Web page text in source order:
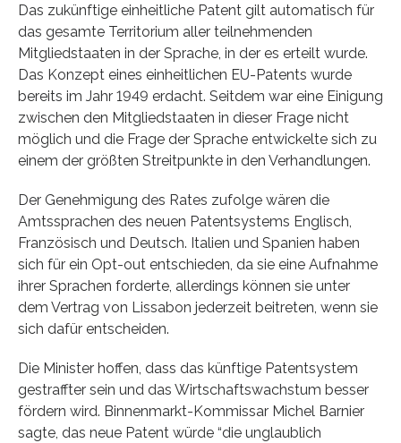
Das zukünftige einheitliche Patent gilt automatisch für
das gesamte Territorium aller teilnehmenden
Mitgliedstaaten in der Sprache, in der es erteilt wurde.
Das Konzept eines einheitlichen EU-Patents wurde
bereits im Jahr 1949 erdacht. Seitdem war eine Einigung
zwischen den Mitgliedstaaten in dieser Frage nicht
möglich und die Frage der Sprache entwickelte sich zu
einem der größten Streitpunkte in den Verhandlungen.
Der Genehmigung des Rates zufolge wären die
Amtssprachen des neuen Patentsystems Englisch,
Französisch und Deutsch. Italien und Spanien haben
sich für ein Opt-out entschieden, da sie eine Aufnahme
ihrer Sprachen forderte, allerdings können sie unter
dem Vertrag von Lissabon jederzeit beitreten, wenn sie
sich dafür entscheiden.
Die Minister hoffen, dass das künftige Patentsystem
gestraffter sein und das Wirtschaftswachstum besser
fördern wird. Binnenmarkt-Kommissar Michel Barnier
sagte, das neue Patent würde “die unglaublich